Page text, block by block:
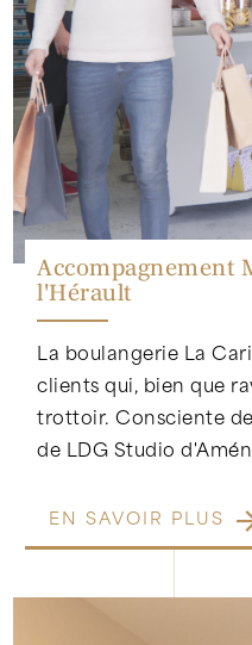
Accompagnement
l'Hérault
La boulangerie La
clients qui, bien que
trottoir. Consciente
de LDG Studio
EN SAVOIR PLUS